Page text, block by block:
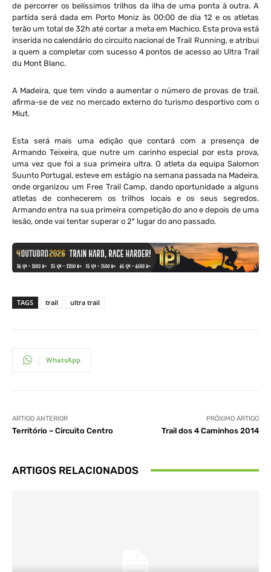
de percorrer os belíssimos trilhos da ilha de uma ponta à outra. A
partida será dada em Porto Moniz às 00:00 de dia 12 e os atletas
terão um total de 32h até cortar a meta em Machico. Esta prova está
inserida no calendário do circuito nacional de Trail Running, e atribui
a quem a completar com sucesso 4 pontos de acesso ao Ultra Trail
du Mont Blanc.
A Madeira, que tem vindo a aumentar o número de provas de trail,
afirma-se de vez no mercado externo do turismo desportivo com o
Miut.
Esta será mais uma edição que contará com a presença de
Armando Teixeira, que nutre um carinho especial por esta prova,
uma vez que foi a sua primeira ultra. O atleta da equipa Salomon
Suunto Portugal, esteve em estágio na semana passada na Madeira,
onde organizou um Free Trail Camp, dando oportunidade a alguns
atletas de conhecerem os trilhos locais e os seus segredos.
Armando entra na sua primeira competição do ano e depois de uma
lesão, onde vai tentar superar o 2º lugar do ano passado.
TAGS trail ultra trail
WhatsApp
ARTIGO ANTERIOR
Território – Circuito Centro
PRÓXIMO ARTIGO
Trail dos 4 Caminhos 2014
ARTIGOS RELACIONADOS